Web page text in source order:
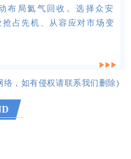
局氦气回收。选择众安
占先机、从容应对市场变
，如有侵权请联系我们删除)